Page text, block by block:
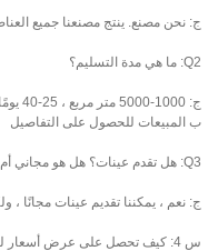
ج: نحن مصنع. ينتج مصنعنا جميع
Q2: ما هي مدة التسليم؟
ج:
ب المبيعات للحصول على التفاصيل
Q3: هل تقدم عينات؟ هل هو مجاني أم إضافي؟
ج: نعم ، يمكننا تقديم عينات مجانًا ،
س 4: كيف تحصل على عرض أسعار للاحتباس الحراري؟